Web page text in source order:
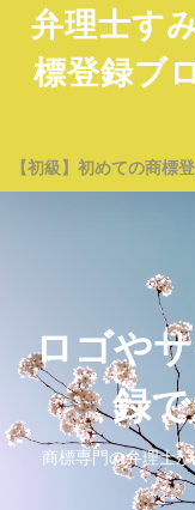
弁理士す
標登録ブ
【初級】初めての商標
ロゴや
録
商標専門の弁理士